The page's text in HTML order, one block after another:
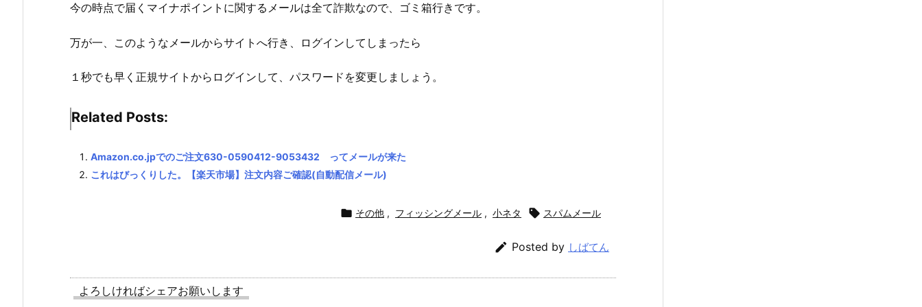
今の時点で届くマイナポイントに関するメールは全て詐欺なので、ゴミ箱行きです。
万が一、このようなメールからサイトへ行き、ログインしてしまったら
１秒でも早く正規サイトからログインして、パスワードを変更しましょう。
Related Posts:
Amazon.co.jpでのご注文630-0590412-9053432 ってメールが来た
これはびっくりした。【楽天市場】注文内容ご確認(自動配信メール)
 その他 , フィッシングメール , 小ネタ  スパムメール
 Posted by しばてん
よろしければシェアお願いします